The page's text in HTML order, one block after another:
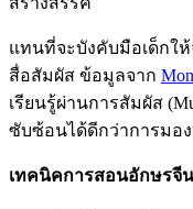
แทนที่จะบังคับมือเด็กให้
สื่อสัมผัส ข้อมูลจาก
เรียนรู้ผ่านการสัมผัส
ซับซ้อนได้ดีกว่าการมอง
เทคนิคการสอนอักษรจีน